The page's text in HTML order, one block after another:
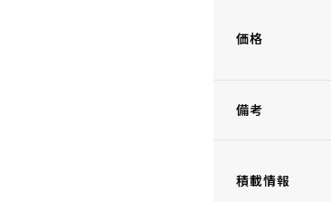
価格
備考
積載情報